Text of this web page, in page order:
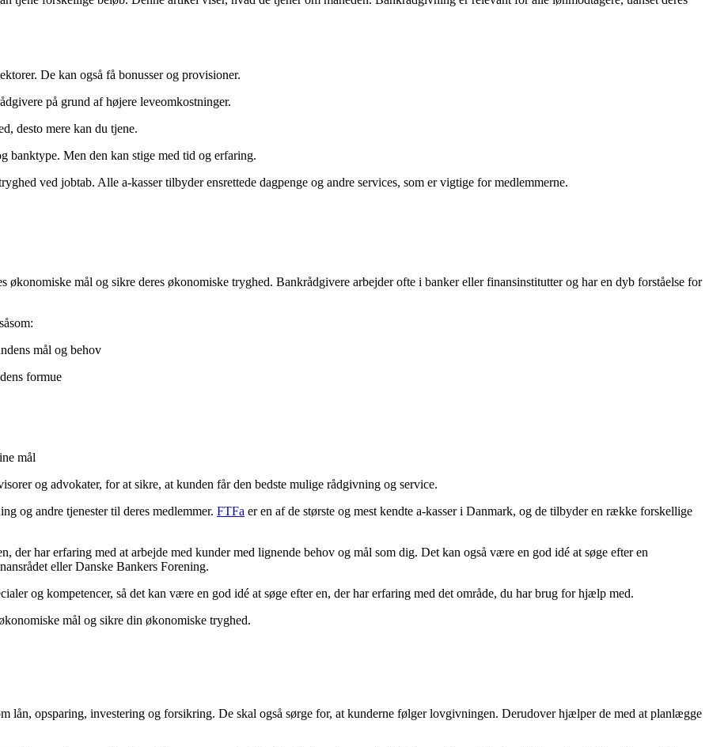
De kan også få bonusser og provisioner.
på grund af højere leveomkostninger.
desto mere kan du tjene.
banktype. Men den kan stige med tid og erfaring.
ved jobtab. Alle a-kasser tilbyder ensrettede dagpenge og andre services, som er vigtige for medlemmerne.
økonomiske mål og sikre deres økonomiske tryghed. Bankrådgivere arbejder ofte i banker eller finansinstitutter og har en dyb forståelse for
mål og behov
formue
mål
og advokater, for at sikre, at kunden får den bedste mulige rådgivning og service.
og andre tjenester til deres medlemmer. FTFa er en af de største og mest kendte a-kasser i Danmark, og de tilbyder en række forskellige
der har erfaring med at arbejde med kunder med lignende behov og mål som dig. Det kan også være en god idé at søge efter en
eller Danske Bankers Forening.
og kompetencer, så det kan være en god idé at søge efter en, der har erfaring med det område, du har brug for hjælp med.
mål og sikre din økonomiske tryghed.
lån, opsparing, investering og forsikring. De skal også sørge for, at kunderne følger lovgivningen. Derudover hjælper de med at planlægge